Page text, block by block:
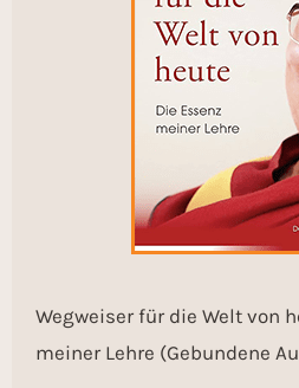
Wegweiser für die Welt von
meiner Lehre (Gebundene